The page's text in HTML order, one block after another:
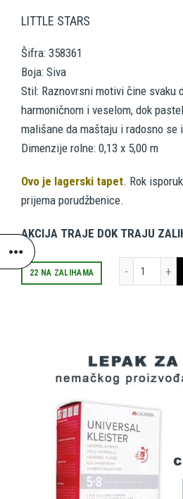
cena
2,450.00
LITTLE STARS
Šifra: 358361
Boja: Siva
Stil: Raznovrsni motivi čine svaku
harmoničnom i veselom, dok
mališane da maštaju i radosno se
Dimenzije rolne: 0,13 x 5,00 m
Ovo je lagerski tapet. Rok
prijema porudžbenice.
AKCIJA TRAJE DOK TRAJU
22 NA ZALIHAMA
AS